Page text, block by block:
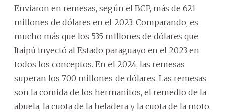
Enviaron en remesas, según el BCP, más de 621
millones de dólares en el 2023. Comparando, es
mucho más que los 535 millones de dólares que
Itaipú inyectó al Estado paraguayo en el 2023 en
todos los conceptos. En el 2024, las remesas
superan los 700 millones de dólares. Las remesas
son la comida de los hermanitos, el remedio de la
abuela, la cuota de la heladera y la cuota de la moto.